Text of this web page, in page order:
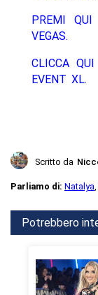
PREMI
VEGAS.
CLICCA
EVENT XL.
Scritto da
Parliamo di: Natalya,
Potrebbero